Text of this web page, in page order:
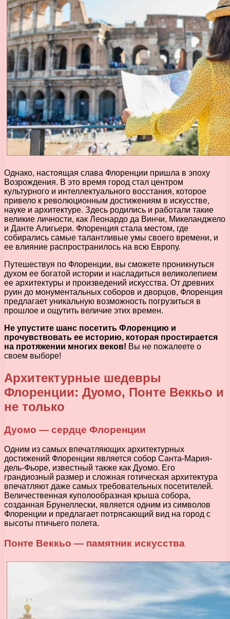
Однако, настоящая слава Флоренции пришла в эпоху
Возрождения. В это время город стал центром
культурного и интеллектуального восстания, которое
привело к революционным достижениям в искусстве,
науке и архитектуре. Здесь родились и работали такие
великие личности, как Леонардо да Винчи, Микеланджело
и Данте Алигьери. Флоренция стала местом, где
собирались самые талантливые умы своего времени, и
ее влияние распространилось на всю Европу.
Путешествуя по Флоренции, вы сможете проникнуться
духом ее богатой истории и насладиться великолепием
ее архитектуры и произведений искусства. От древних
руин до монументальных соборов и дворцов, Флоренция
предлагает уникальную возможность погрузиться в
прошлое и ощутить величие этих времен.
Не упустите шанс посетить Флоренцию и
прочувствовать ее историю, которая простирается
на протяжении многих веков! Вы не пожалеете о
своем выборе!
Архитектурные шедевры
Флоренции: Дуомо, Понте Веккьо и
не только
Дуомо — сердце Флоренции
Одним из самых впечатляющих архитектурных
достижений Флоренции является собор Санта-Мария-
дель-Фьоре, известный также как Дуомо. Его
грандиозный размер и сложная готическая архитектура
впечатляют даже самых требовательных посетителей.
Величественная куполообразная крыша собора,
созданная Брунеллески, является одним из символов
Флоренции и предлагает потрясающий вид на город с
высоты птичьего полета.
Понте Веккьо — памятник искусства